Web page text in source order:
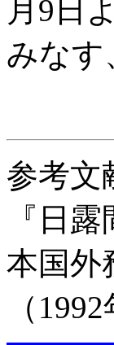
月9日
みなす
参考文
『日
本国外
（1992